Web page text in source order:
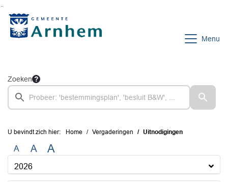
Menu
Zoeken
U bevindt zich hier: Home Vergaderingen Uitnodigingen
A A A
2026